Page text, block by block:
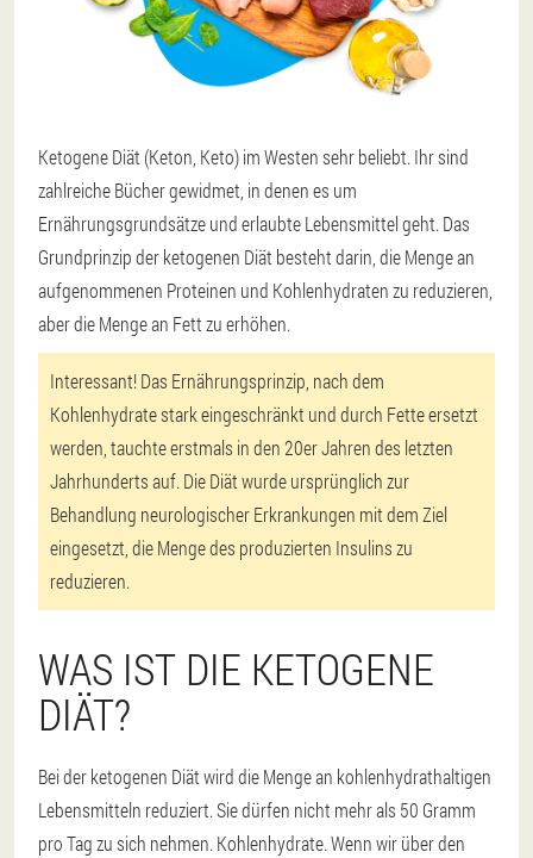
Ketogene Diät (Keton, Keto)im Westen sehr beliebt. Ihr sind
zahlreiche Bücher gewidmet, in denen es um
Ernährungsgrundsätze und erlaubte Lebensmittel geht. Das
Grundprinzip der ketogenen Diät besteht darin, die Menge an
aufgenommenen Proteinen und Kohlenhydraten zu reduzieren,
aber die Menge an Fett zu erhöhen.
Interessant! Das Ernährungsprinzip, nach dem
Kohlenhydrate stark eingeschränkt und durch Fette ersetzt
werden, tauchte erstmals in den 20er Jahren des letzten
Jahrhunderts auf. Die Diät wurde ursprünglich zur
Behandlung neurologischer Erkrankungen mit dem Ziel
eingesetzt, die Menge des produzierten Insulins zu
reduzieren.
WAS IST DIE KETOGENE
DIÄT?
Bei der ketogenen Diät wird die Menge an kohlenhydrathaltigen
Lebensmitteln reduziert. Sie dürfen nicht mehr als 50 Gramm
pro Tag zu sich nehmen. Kohlenhydrate. Wenn wir über den